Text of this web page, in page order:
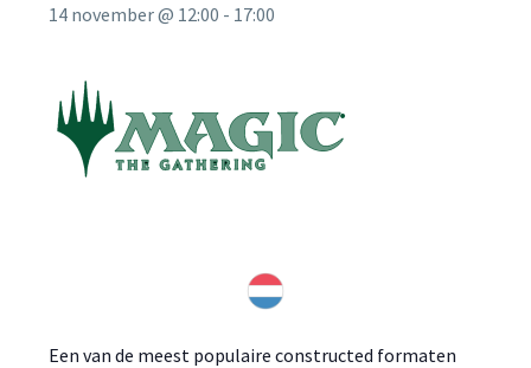
14 november @ 12:00 - 17:00
Een van de meest populaire constructed formaten